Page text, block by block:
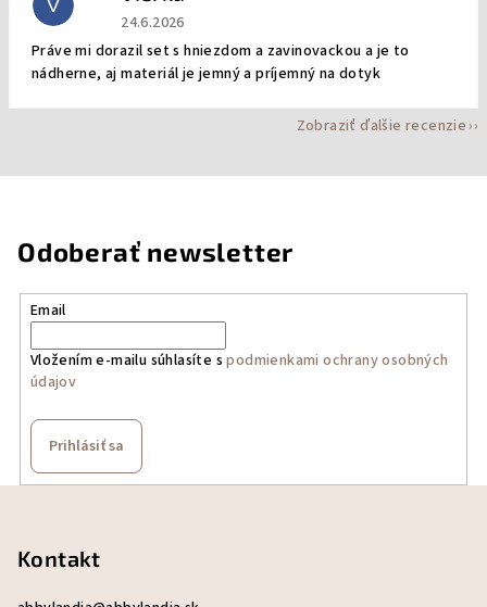
V Hodnotenie obchodu je 5 z 5 hviezdičiek.
24.6.2026
Práve mi dorazil set s hniezdom a zavinovackou a je to
nádherne, aj materiál je jemný a príjemný na dotyk
Zobraziť ďalšie recenzie
Odoberať newsletter
Email
Vložením e-mailu súhlasíte spodmienkami ochrany osobných
údajov
Prihlásiť sa
Kontakt